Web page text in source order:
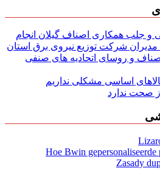
جلب همکاری اصناف گیلان انجام
شركت توزیع نیروی برق استان
و روسای اتحادیه های صنفی
اساسی مشکلی نداریم
صحت ندارد
Hoe Bwin gepersonaliseerde
Zasady